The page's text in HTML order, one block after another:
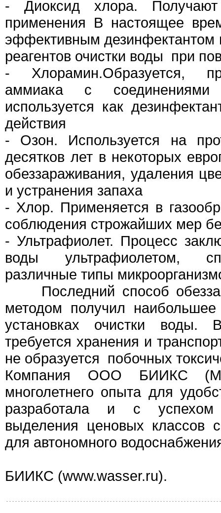
- Диоксид хлора.
применения В настоящее
эффективным
реагентов очистки воды при
- Хлорамин.Образуется,
аммиака с соединениями
используется как
действия
- Озон. Используется на
десятков лет в некоторых
обеззараживания, удаления
и устранения запаха
- Хлор. Применяется в
соблюдения строжайших мер
- Ультрафиолет. Процесс
воды ультрафиолетом,
различные типы
Последний способ
методом получил
установках очистки
требуется хранения и
не образуется побочных
Компания ООО БИИКС
многолетнего опыта для
разработала и с успехом
выделения ценовых классов
для автономного
БИИКС (www.wasser.ru).